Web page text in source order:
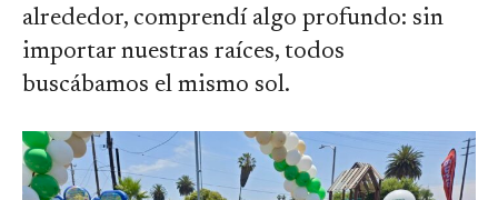
alrededor, comprendí algo profundo: sin
importar nuestras raíces, todos
buscábamos el mismo sol.